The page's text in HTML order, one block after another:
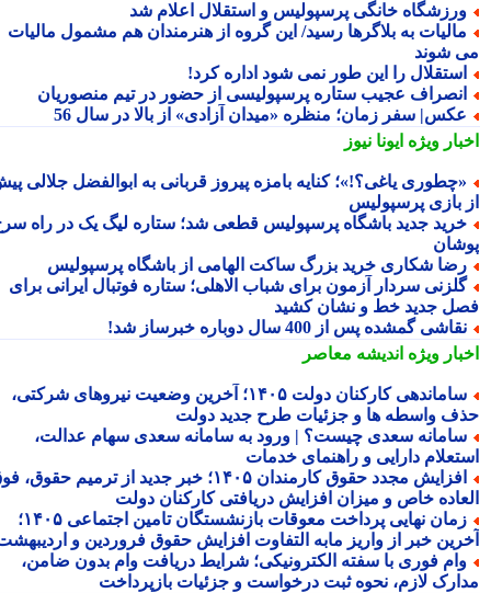
خانگی پرسپولیس و استقلال اعلام شد
به بلاگرها رسید/ این گروه از هنرمندان هم مشمول مالیات
شوند
را این طور نمی شود اداره کرد!
عجیب ستاره پرسپولیسی از حضور در تیم منصوریان
سفر زمان؛ منظره «میدان آزادی» از بالا در سال 56
ویژهایونا نیوز
یاغی؟!»؛ کنایه بامزه پیروز قربانی به ابوالفضل جلالی پیش
بازی پرسپولیس
جدید باشگاه پرسپولیس قطعی شد؛ ستاره لیگ یک در راه سرخ
شکاری خرید بزرگ ساکت الهامی از باشگاه پرسپولیس
سردار آزمون برای شباب الاهلی؛ ستاره فوتبال ایرانی برای
جدید خط و نشان کشید
گمشده پس از 400 سال دوباره خبرساز شد!
ویژهاندیشه معاصر
ساماندهی کارکنان دولت ۱۴۰۵؛ آخرین وضعیت نیروهای شرکتی،
واسطه ها و جزئیات طرح جدید دولت
سعدی چیست؟ | ورود به سامانه سعدی سهام عدالت،
دارایی و راهنمای خدمات
افزایش مجدد حقوق کارمندان ۱۴۰۵؛ خبر جدید از ترمیم حقوق، فوق
خاص و میزان افزایش دریافتی کارکنان دولت
زمان نهایی پرداخت معوقات بازنشستگان تامین اجتماعی ۱۴۰۵؛
خبر از واریز مابه التفاوت افزایش حقوق فروردین و اردیبهشت
فوری با سفته الکترونیکی؛ شرایط دریافت وام بدون ضامن،
لازم، نحوه ثبت درخواست و جزئیات بازپرداخت